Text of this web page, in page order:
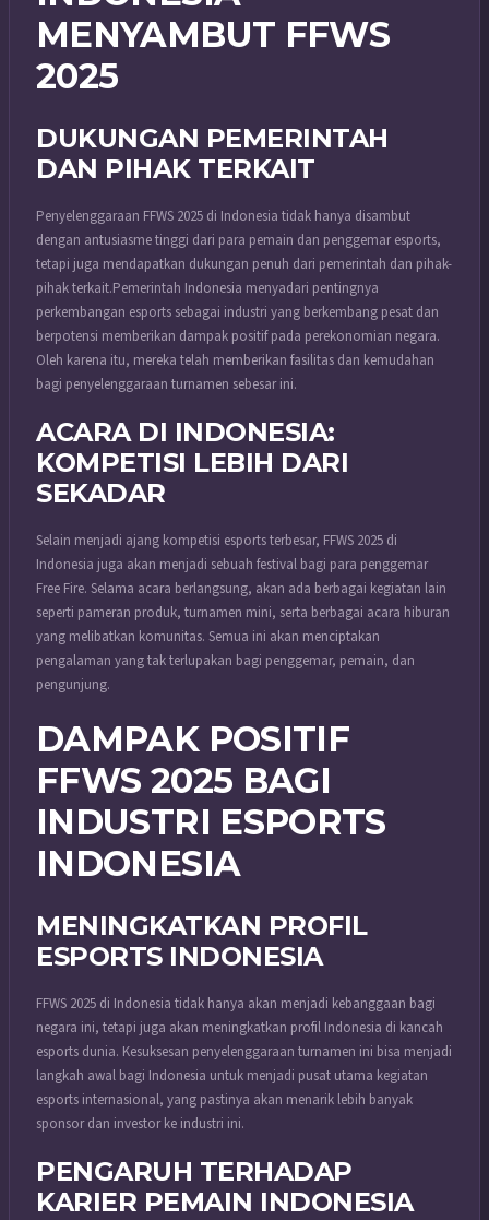
MENYAMBUT FFWS
2025
DUKUNGAN PEMERINTAH
DAN PIHAK TERKAIT
Penyelenggaraan FFWS 2025 di Indonesia tidak hanya disambut
dengan antusiasme tinggi dari para pemain dan penggemar esports,
tetapi juga mendapatkan dukungan penuh dari pemerintah dan pihak-
pihak terkait.Pemerintah Indonesia menyadari pentingnya
perkembangan esports sebagai industri yang berkembang pesat dan
berpotensi memberikan dampak positif pada perekonomian negara.
Oleh karena itu, mereka telah memberikan fasilitas dan kemudahan
bagi penyelenggaraan turnamen sebesar ini.
ACARA DI INDONESIA:
KOMPETISI LEBIH DARI
SEKADAR
Selain menjadi ajang kompetisi esports terbesar, FFWS 2025 di
Indonesia juga akan menjadi sebuah festival bagi para penggemar
Free Fire. Selama acara berlangsung, akan ada berbagai kegiatan lain
seperti pameran produk, turnamen mini, serta berbagai acara hiburan
yang melibatkan komunitas. Semua ini akan menciptakan
pengalaman yang tak terlupakan bagi penggemar, pemain, dan
pengunjung.
DAMPAK POSITIF
FFWS 2025 BAGI
INDUSTRI ESPORTS
INDONESIA
MENINGKATKAN PROFIL
ESPORTS INDONESIA
FFWS 2025 di Indonesia tidak hanya akan menjadi kebanggaan bagi
negara ini, tetapi juga akan meningkatkan profil Indonesia di kancah
esports dunia. Kesuksesan penyelenggaraan turnamen ini bisa menjadi
langkah awal bagi Indonesia untuk menjadi pusat utama kegiatan
esports internasional, yang pastinya akan menarik lebih banyak
sponsor dan investor ke industri ini.
PENGARUH TERHADAP
KARIER PEMAIN INDONESIA